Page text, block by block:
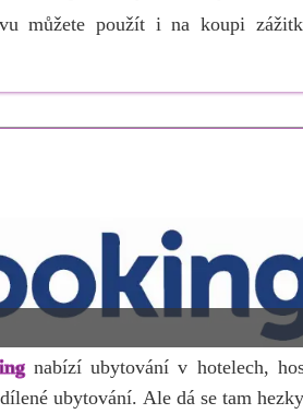
můžete použít i na koupi
nabízí ubytování v hotelech,
ubytování. Ale dá se tam